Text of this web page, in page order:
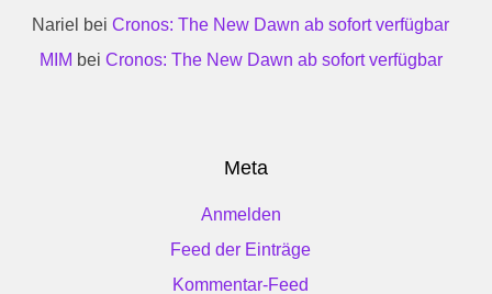
Nariel bei Cronos: The New Dawn ab sofort verfügbar
MIM bei Cronos: The New Dawn ab sofort verfügbar
Meta
Anmelden
Feed der Einträge
Kommentar-Feed